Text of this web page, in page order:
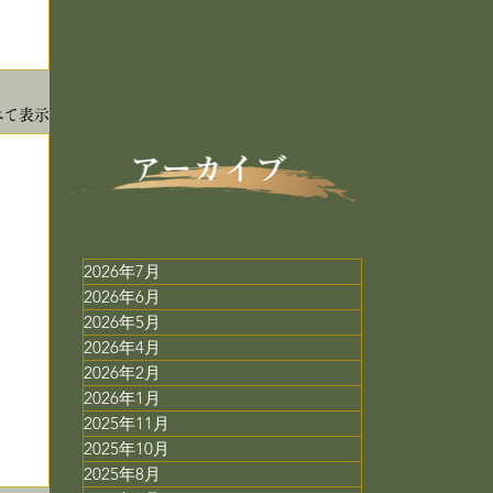
表示
2026年7月
2026年6月
2026年5月
2026年4月
2026年2月
2026年1月
2025年11月
2025年10月
2025年8月